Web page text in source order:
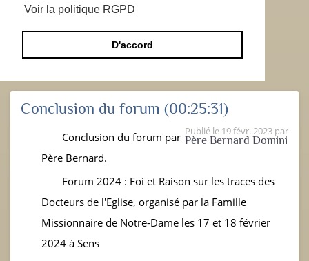
Voir la politique RGPD
D'accord
Conclusion du forum (00:25:31)
Publié le 19 févr. 2023 par
Père Bernard Domini
Conclusion du forum par
Père Bernard.
Forum 2024 : Foi et Raison sur les traces des
Docteurs de l'Eglise, organisé par la Famille
Missionnaire de Notre-Dame les 17 et 18 février
2024 à Sens